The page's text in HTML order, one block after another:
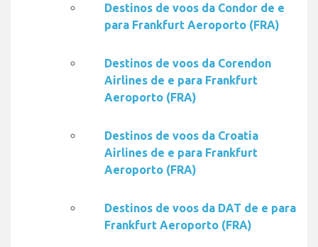
Destinos de voos da Condor de e
para Frankfurt Aeroporto (FRA)
Destinos de voos da Corendon
Airlines de e para Frankfurt
Aeroporto (FRA)
Destinos de voos da Croatia
Airlines de e para Frankfurt
Aeroporto (FRA)
Destinos de voos da DAT de e para
Frankfurt Aeroporto (FRA)